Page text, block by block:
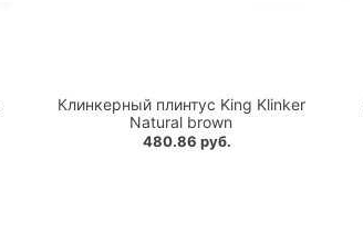
Клинкерный плинтус King Klinker
Natural brown
480.86 руб.